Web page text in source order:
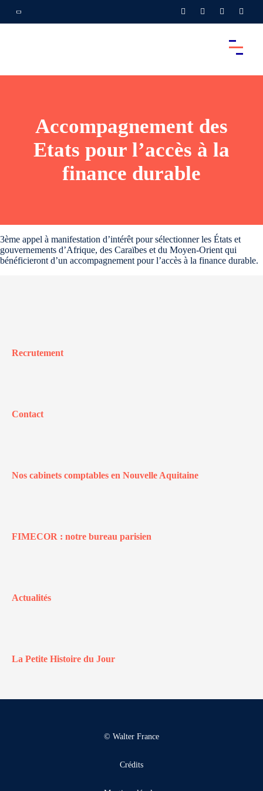
Accompagnement des
Etats pour l’accès à la
finance durable
3ème appel à manifestation d’intérêt pour sélectionner les États et
gouvernements d’Afrique, des Caraïbes et du Moyen-Orient qui
bénéficieront d’un accompagnement pour l’accès à la finance durable.
Recrutement
Contact
Nos cabinets comptables en Nouvelle Aquitaine
FIMECOR : notre bureau parisien
Actualités
La Petite Histoire du Jour
© Walter France
Crédits